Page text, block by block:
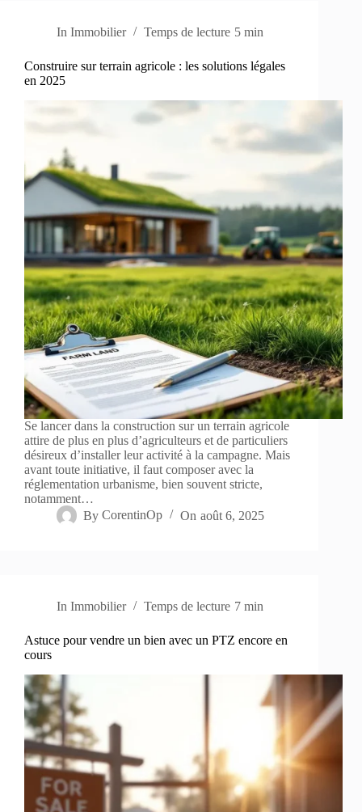
In Immobilier Temps de lecture 5 min
Construire sur terrain agricole : les solutions légales
en 2025
Se lancer dans la construction sur un terrain agricole
attire de plus en plus d’agriculteurs et de particuliers
désireux d’installer leur activité à la campagne. Mais
avant toute initiative, il faut composer avec la
réglementation urbanisme, bien souvent stricte,
notamment…
By CorentinOp On août 6, 2025
In Immobilier Temps de lecture 7 min
Astuce pour vendre un bien avec un PTZ encore en
cours